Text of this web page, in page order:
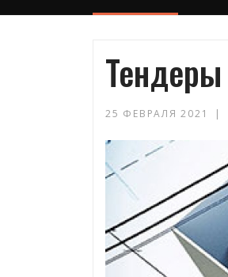
Тендеры
25 ФЕВРАЛЯ 2021